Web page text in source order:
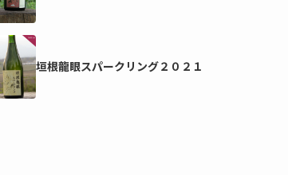
垣根龍眼スパークリング２０２１